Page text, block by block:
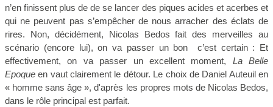
n’en finissent plus de de se lancer des piques acides et acerbes et
qui ne peuvent pas s’empêcher de nous arracher des éclats de
rires. Non, décidément, Nicolas Bedos fait des merveilles au
scénario (encore lui), on va passer un bon c’est certain : Et
effectivement, on va passer un excellent moment, La Belle
Epoque en vaut clairement le détour. Le choix de Daniel Auteuil en
« homme sans âge », d'après les propres mots de Nicolas Bedos,
dans le rôle principal est parfait.